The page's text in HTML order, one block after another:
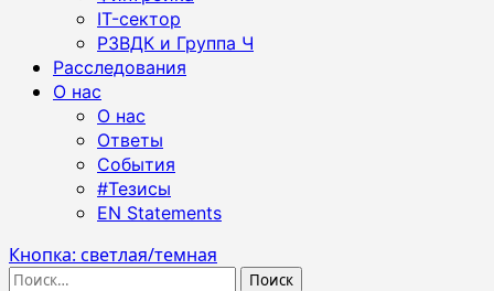
IT-сектор
РЗВДК и Группа Ч
Расследования
О нас
О нас
Ответы
События
#Тезисы
EN Statements
Кнопка: светлая/темная
Найти: